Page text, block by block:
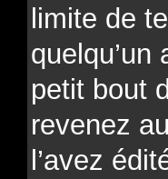
limite de
petit bout
revenez
l’avez